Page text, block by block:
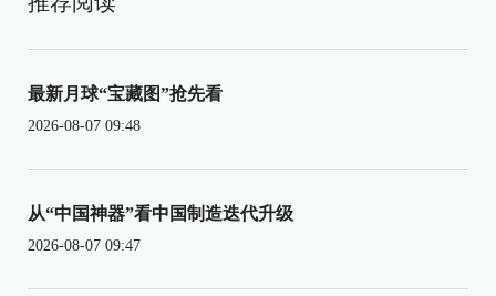
最新月球“宝藏图”抢先看
2026-08-07 09:48
从“中国神器”看中国制造迭代升级
2026-08-07 09:47